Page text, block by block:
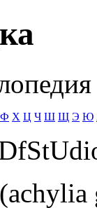
Ф Х Ц Ч Ш Щ Э Ю
(achylia